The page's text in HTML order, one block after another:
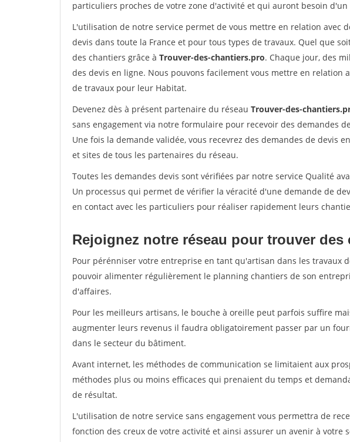
particuliers proches de votre zone d'activité et qui auront besoin
L'utilisation de notre service permet de vous mettre en relation avec
devis dans toute la France et pour tous types de travaux. Quel que
des chantiers grâce à Trouver-des-chantiers.pro. Chaque jour, des
des devis en ligne. Nous pouvons facilement vous mettre en relation
de travaux pour leur Habitat.
Devenez dès à présent partenaire du réseau Trouver-des-
sans engagement via notre formulaire pour recevoir des demandes
Une fois la demande validée, vous recevrez des demandes de devis
et sites de tous les partenaires du réseau.
Toutes les demandes devis sont vérifiées par notre service Qualité
Un processus qui permet de vérifier la véracité d'une demande de
en contact avec les particuliers pour réaliser rapidement leurs
Rejoignez notre réseau pour trouver des
Pour pérénniser votre entreprise en tant qu'artisan dans les travaux
pouvoir alimenter régulièrement le planning chantiers de son
d'affaires.
Pour les meilleurs artisans, le bouche à oreille peut parfois suffire
augmenter leurs revenus il faudra obligatoirement passer par un
dans le secteur du bâtiment.
Avant internet, les méthodes de communication se limitaient aux
méthodes plus ou moins efficaces qui prenaient du temps et
de résultat.
L'utilisation de notre service sans engagement vous permettra de
fonction des creux de votre activité et ainsi assurer un avenir à votre